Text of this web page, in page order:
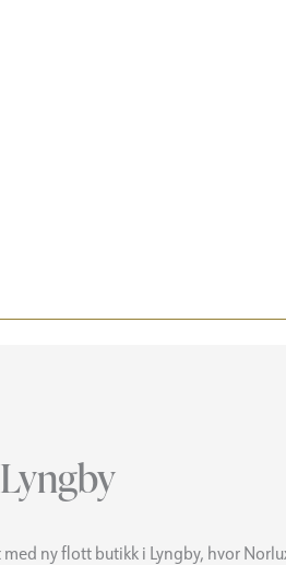
ny flott butikk i Lyngby, hvor